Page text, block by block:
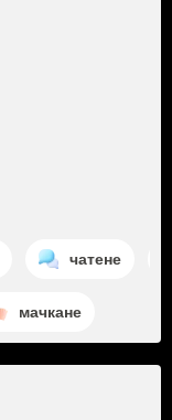
чатене
мачкане